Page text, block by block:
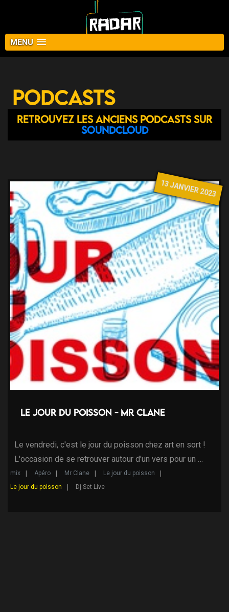
MENU
Podcasts
Retrouvez les anciens podcasts sur
Soundcloud
13 JANVIER 2023
Le jour du poisson - Mr Clane
Le vendredi, c'est le jour du poisson chez art en sort !
L'occasion de se retrouver autour d'un vers pour un …
mix Apéro Mr Clane
Le jour du poisson
Le jour du poisson
Dj Set Live